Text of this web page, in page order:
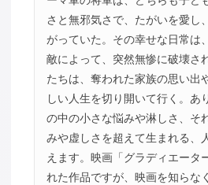
さと無邪気さで、たがいを愛し
がっていた。その幸せな日常は
敵によって、突然無惨に破壊さ
たちは、奪われた家族の思い出
しい人生を切り開いて行く。あ
の中の小さな悩みや淋しさ、そ
みや虚しさを超えて生まれる、
えます。映画「グラディエータ
れた作品ですが、映画を知らな